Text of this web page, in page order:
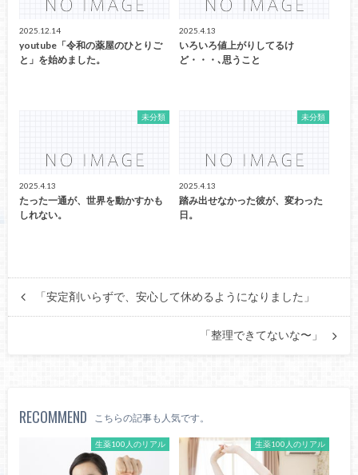
2025.12.14
youtube「令和の薬屋のひとりご
と」を始めました。
2025.4.13
いろいろ値上がりしてるけ
ど・・・､思うこと
未分類
2025.4.13
たった一通が、世界を動かすかも
しれない。
未分類
2025.4.13
踏み出せなかった彼が、変わった
日。
「安定剤いらずで、安心して休めるようになりました」
「整理できてないな〜」
RECOMMEND こちらの記事も人気です。
生薬100人のリアル 生薬100人のリアル